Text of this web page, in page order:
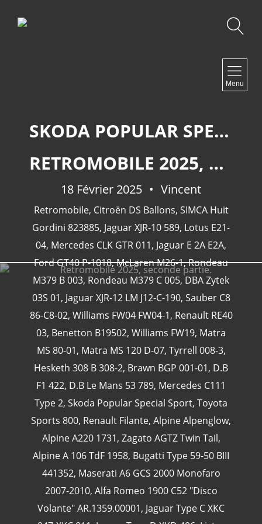
Menu
SKODA POPULAR SPECIAL SPORT
RETROMOBILE 2025, SECONDE PARTIE.
18 Février 2025 Vincent
Retromobile, Citroën DS Ballons, SIMCA Huit
Gordini 823885, Jaguar XJR-10 589, Lotus E21-
04, Mercedes CLK GTR 011, Jaguar E 2A E2A,
Ford GT40 P-1018,McLaren M26-1,Rondeau
M379 B 003, Rondeau M379 C 005, DBA Zytek
03S 01, Jaguar XJR-12 LM J12-C-190, Sauber C8
86-C8-02, Williams FW04 FW04-1, Renault RE40
03, Benetton B19502, Williams FW19, Matra
MS 80-01, Matra MS 120 D-07, Tyrrell 008-3,
Hesketh 308 B 308-2, Brawn BGP 001-01, D.B
F1 422, D.B Le Mans 53 789, Mercedes C111
Type 2, Skoda Popular Special Sport, Toyota
Sports 800, Renault Filante, Alpine Alpenglow,
Alpine A220 1731, Zagato AGTZ Twin Tail,
Alpine A 106 TdF 1958, Bugatti Type 59-50 BIII
441352, Maserati A6 GCS 2000 Monofaro
2007-2010, Alfa Romeo 1900 C52 "Disco
Volante" AR.1359.00001, Jaguar Type C XKC
NEWSLETTER
CATÉGORIES
(18)
24 Heures Du Mans 1967
(5)